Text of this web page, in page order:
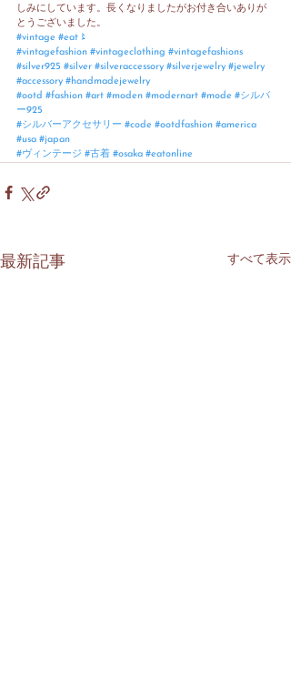
しみにしています。長くなりましたがお付き合いありが
とうございました。
#vintage #eat〻
#vintagefashion #vintageclothing #vintagefashions
#silver925 #silver #silveraccessory #silverjewelry #jewelry
#accessory #handmadejewelry
#ootd #fashion #art #moden #modernart #mode #シルバ
ー925
#シルバーアクセサリー #code #ootdfashion #america
#usa #japan
#ヴィンテージ #古着 #osaka #eatonline
最新記事 すべて表示